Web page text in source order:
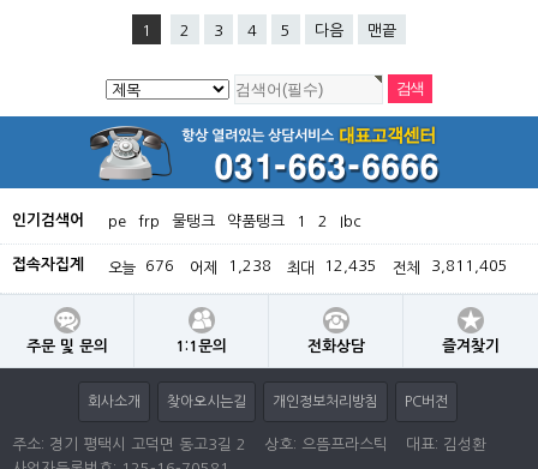
1 2 3 4 5 다음 맨끝
인기검색어 pe frp 물탱크 약품탱크 1 2 Ibc
접속자집계 오늘 676 어제 1,238 최대 12,435 전체 3,811,405
주문 및 문의 1:1문의 전화상담 즐겨찾기
회사소개 찾아오시는길 개인정보처리방침 PC버전
주소: 경기 평택시 고덕면 동고3길 2 상호: 으뜸프라스틱
대표: 김성환